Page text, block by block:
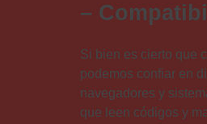
–
Si bien es cierto que
podemos confiar en
navegadores y
que leen códigos y